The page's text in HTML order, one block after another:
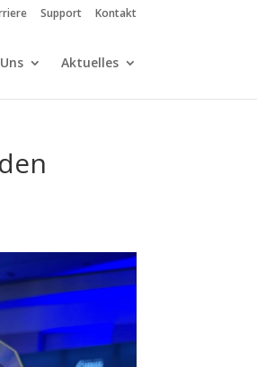
Support Kontakt
Aktuelles